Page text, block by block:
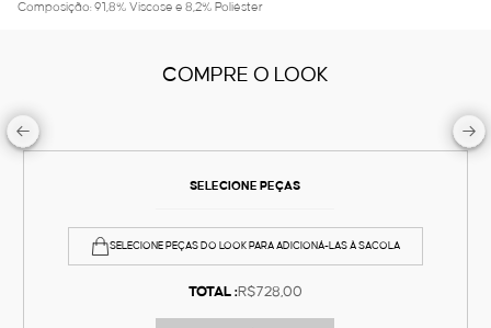
Composição: 91,8% Viscose e 8,2% Poliéster
COMPRE O LOOK
SELECIONE PEÇAS
SELECIONE PEÇAS DO LOOK PARA ADICIONÁ-LAS À SACOLA
TOTAL :R$728,00